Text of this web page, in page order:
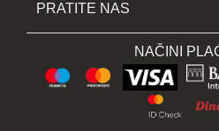
PRATITE NAS
NAČINI